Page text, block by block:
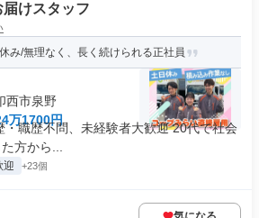
けスタッフ
み/無理なく、長く続けられる正社員
西市泉野
万1700円
・職歴不問、未経験者大歓迎 20代で社会
方から...
迎 +23個